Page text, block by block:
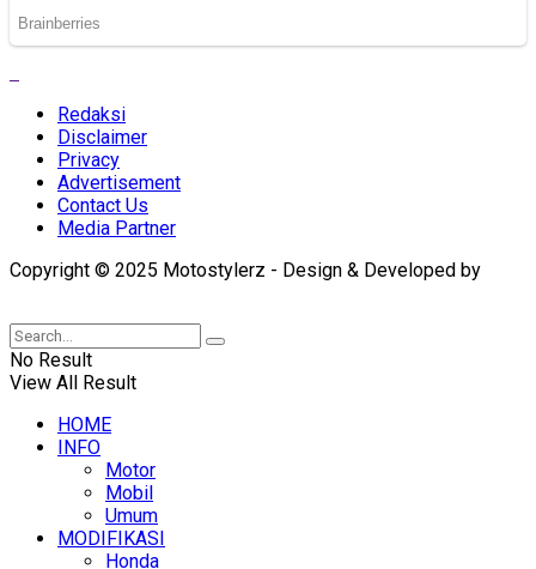
Redaksi
Disclaimer
Privacy
Advertisement
Contact Us
Media Partner
Copyright © 2025 Motostylerz - Design & Developed by
No Result
View All Result
HOME
INFO
Motor
Mobil
Umum
MODIFIKASI
Honda